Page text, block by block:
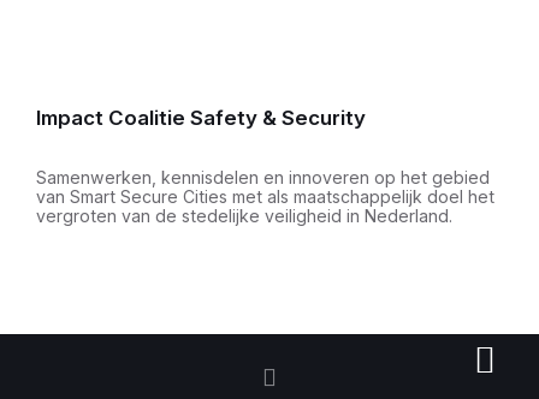
Impact Coalitie Safety & Security
Samenwerken, kennisdelen en innoveren op het gebied
van Smart Secure Cities met als maatschappelijk doel het
vergroten van de stedelijke veiligheid in Nederland.